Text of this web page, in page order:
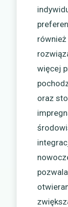
więcej
oraz